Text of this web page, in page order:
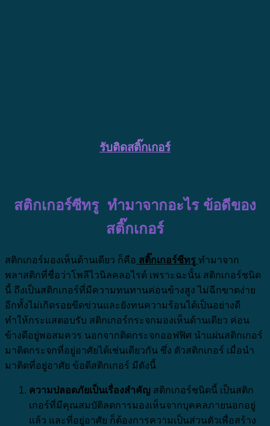
รับติดสติ๊กเกอร์
สติกเกอร์ซีทรู ทำมาจากอะไร ข้อดีของ
สติ๊กเกอร์
สติกเกอร์มองเห็นด้านเดียว ก็คือ สติ๊กเกอร์ซีทรู ทำมาจาก
พลาสติกที่ชื่อว่าโพลีไวนิลคลอไรด์ เพราะฉะนั้น สติกเกอร์ชนิด
นี้ ถึงเป็นสติกเกอร์ที่มีความทนทานค่อนข้างสูง ไม่ฉีกขาดง่าย
อีกทั้งไม่เกิดรอยขีดข่วนและยังทนความร้อนได้เป็นอย่างดี
ทำให้กระแสตอบรับ สติกเกอร์กระจกมองเห็นด้านเดียว ค่อน
ข้างดีอยู่พอสมควร นอกจากติดกระจกออฟฟิศ นำแผ่นสติกเกอร์
มาติดกระจกที่อยู่อาศัยได้เช่นเดียวกัน ซึ่ง ตัวสติกเกอร์ เมื่อนำ
มาติดที่อยู่อาศัย ข้อดีสติกเกอร์ มีดังนี้
ความปลอดภัยเป็นเรื่องสำคัญ สติกเกอร์ชนิดนี้ เป็นสติก
เกอร์ที่มีคุณสมบัติลดการมองเห็นจากบุคคลภายนอกอยู่
แล้ว และที่อยู่อาศัย ก็ต้องการความเป็นส่วนตัวเพื่อสร้าง